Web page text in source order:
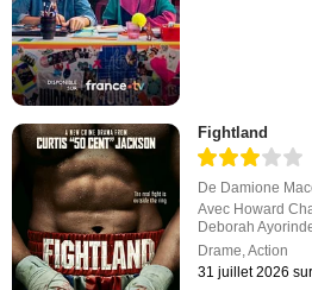
Fightland
De Damione
Avec Howard
Deborah
Drame,Action
31 juillet 2026